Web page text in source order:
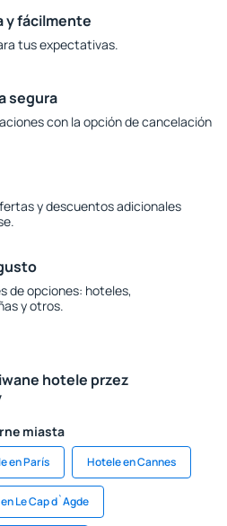
y fácilmente
tus expectativas.
segura
con la opción de cancelación
y descuentos adicionales
de opciones: hoteles,
y otros.
hotele przez
miasta
en París Hotele en Cannes
Le Cap d`Agde